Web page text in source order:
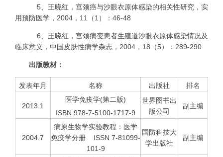
5、王晓红，宫颈癌与沙眼衣原体感染的相关性研究，实
用预防医学， 2004 ， 11 （1）： 46-48
6、王晓红，宫颈病变患者生殖道沙眼衣原体感染情况及
临床意义，中国皮肤性病学杂志， 2004 ， 18 （5）： 289-290
出版教材：
发表年月 名称 出版社 排名
2013.1
医学免疫学(第二版)
ISBN 978-7-5100-1717-9
世界图书出
版公司
副主编
2004.7
病原生物学实验教程：医学
免疫学分册
ISSN 7-81099-
101-9
国防科技大
学出版社
副主编